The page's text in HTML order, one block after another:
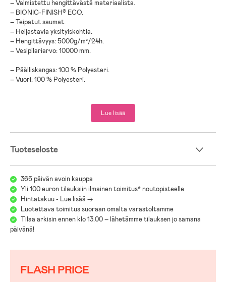
– Valmistettu hengittävästä materiaalista.
– BIONIC-FINISH® ECO.
– Teipatut saumat.
– Heijastavia yksityiskohtia.
– Hengittävyys: 5000g/m²/24h.
– Vesipilariarvo: 10000 mm.
– Päälliskangas: 100 % Polyesteri.
– Vuori: 100 % Polyesteri.
Lue lisää
Tuoteseloste
365 päivän avoin kauppa
Yli 100 euron tilauksiin ilmainen toimitus* noutopisteelle
Hintatakuu - Lue lisää ->
Luotettava toimitus suoraan omalta varastoltamme
Tilaa arkisin ennen klo 13.00 – lähetämme tilauksen jo samana
päivänä!
FLASH PRICE